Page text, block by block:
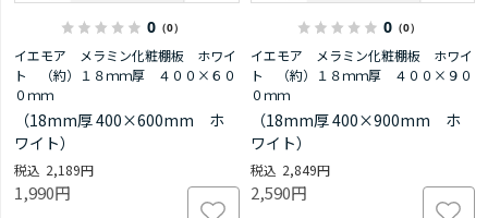
0 （0）
イエモア メラミン化粧棚板 ホワイ
ト （約）１８ｍｍ厚 ４００×６０
０ｍｍ
（18mm厚 400×600mm ホ
ワイト）
2,189円
1,990円
0（0）
イエモア メラミン化粧棚板 ホワイ
ト （約）１８ｍｍ厚 ４００×９０
０ｍｍ
（18mm厚 400×900mm ホ
ワイト）
2,849円
2,590円